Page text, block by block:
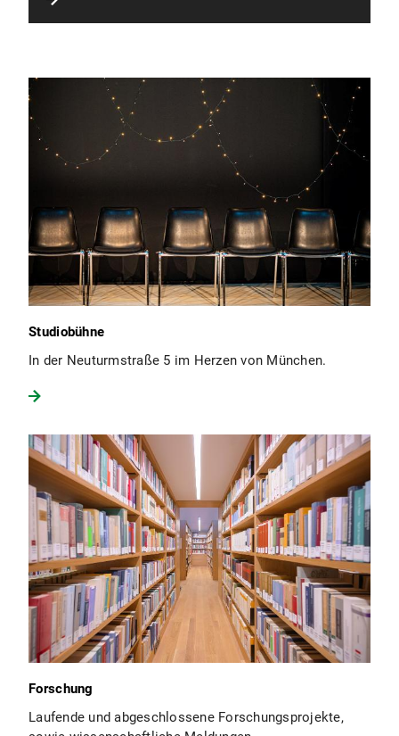
Studiobühne
In der Neuturmstraße 5 im Herzen von München.
Forschung
Laufende und abgeschlossene Forschungsprojekte,